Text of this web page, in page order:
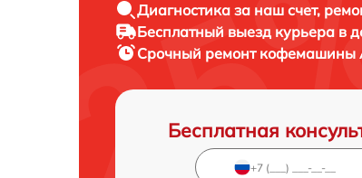
Диагностика за наш счет,
Бесплатный выезд курьера в
Срочный ремонт кофемашины
Бесплатная